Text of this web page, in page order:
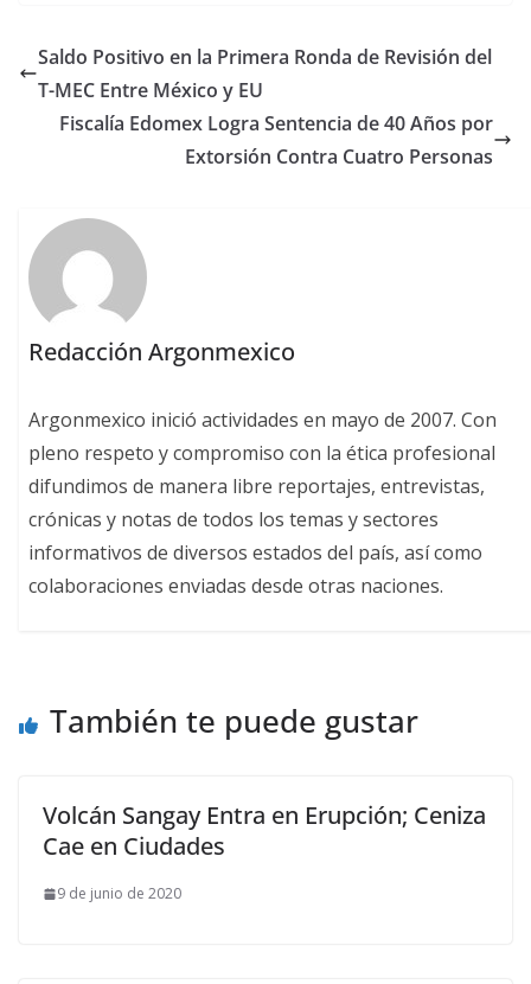
Saldo Positivo en la Primera Ronda de Revisión del
T-MEC Entre México y EU
Fiscalía Edomex Logra Sentencia de 40 Años por
Extorsión Contra Cuatro Personas
Redacción Argonmexico
Argonmexico inició actividades en mayo de 2007. Con
pleno respeto y compromiso con la ética profesional
difundimos de manera libre reportajes, entrevistas,
crónicas y notas de todos los temas y sectores
informativos de diversos estados del país, así como
colaboraciones enviadas desde otras naciones.
También te puede gustar
Volcán Sangay Entra en Erupción; Ceniza
Cae en Ciudades
9 de junio de 2020